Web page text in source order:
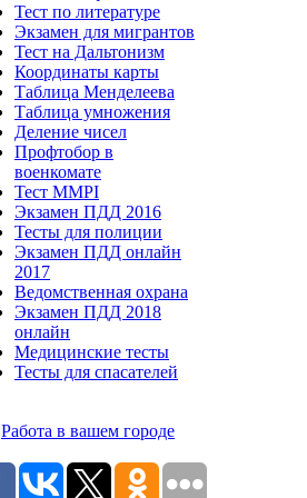
Тест по литературе
Экзамен для мигрантов
Тест на Дальтонизм
Координаты карты
Таблица Менделеева
Таблица умножения
Деление чисел
Профтобор в
военкомате
Тест MMPI
Экзамен ПДД 2016
Тесты для полиции
Экзамен ПДД онлайн
2017
Ведомственная охрана
Экзамен ПДД 2018
онлайн
Медицинские тесты
Тесты для спасателей
Работа в вашем городе